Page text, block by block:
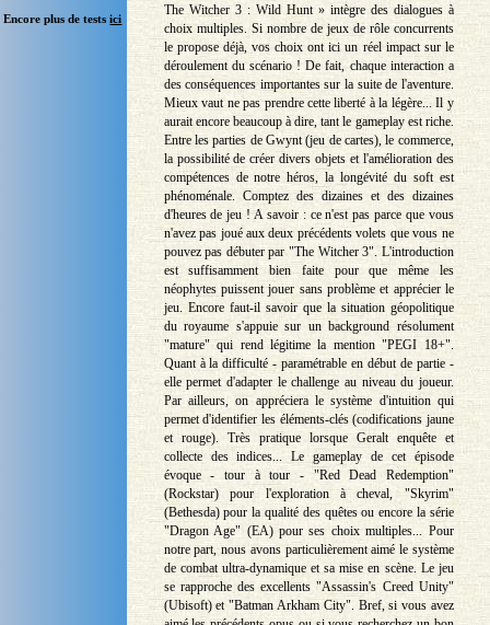
Encore plus de testsici
The Witcher 3 : Wild Hunt » intègre des dialogues à
choix multiples. Si nombre de jeux de rôle concurrents
le propose déjà, vos choix ont ici un réel impact sur le
déroulement du scénario ! De fait, chaque interaction a
des conséquences importantes sur la suite de l'aventure.
Mieux vaut ne pas prendre cette liberté à la légère... Il y
aurait encore beaucoup à dire, tant le gameplay est riche.
Entre les parties de Gwynt (jeu de cartes), le commerce,
la possibilité de créer divers objets et l'amélioration des
compétences de notre héros, la longévité du soft est
phénoménale. Comptez des dizaines et des dizaines
d'heures de jeu ! A savoir : ce n'est pas parce que vous
n'avez pas joué aux deux précédents volets que vous ne
pouvez pas débuter par "The Witcher 3". L'introduction
est suffisamment bien faite pour que même les
néophytes puissent jouer sans problème et apprécier le
jeu. Encore faut-il savoir que la situation géopolitique
du royaume s'appuie sur un background résolument
"mature" qui rend légitime la mention "PEGI 18+".
Quant à la difficulté - paramétrable en début de partie -
elle permet d'adapter le challenge au niveau du joueur.
Par ailleurs, on appréciera le système d'intuition qui
permet d'identifier les éléments-clés (codifications jaune
et rouge). Très pratique lorsque Geralt enquête et
collecte des indices... Le gameplay de cet épisode
évoque - tour à tour - "Red Dead Redemption"
(Rockstar) pour l'exploration à cheval, "Skyrim"
(Bethesda) pour la qualité des quêtes ou encore la série
"Dragon Age" (EA) pour ses choix multiples... Pour
notre part, nous avons particulièrement aimé le système
de combat ultra-dynamique et sa mise en scène. Le jeu
se rapproche des excellents "Assassin's Creed Unity"
(Ubisoft) et "Batman Arkham City". Bref, si vous avez